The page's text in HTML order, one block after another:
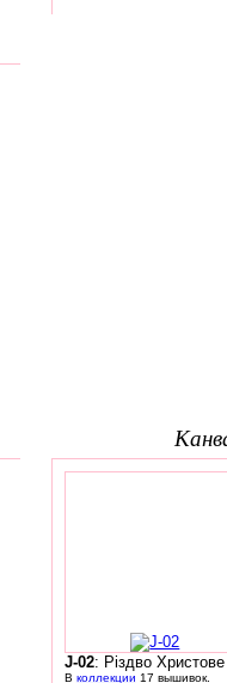
J-02: Різдво Христове
В коллекции 17 вышивок.